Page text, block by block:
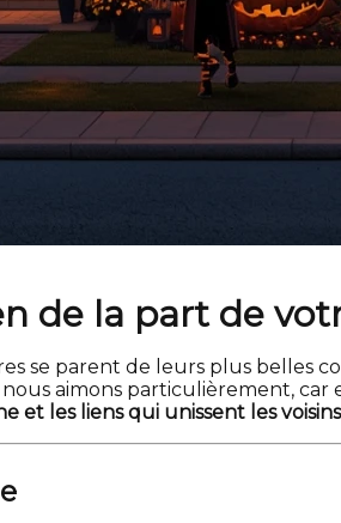
de la part de
se parent de leurs plus belles
aimons particulièrement,
et les liens qui unissent les voisins